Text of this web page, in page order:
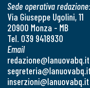
Sede operativa redazione:
Via Giuseppe Ugolini, 11
20900 Monza - MB
Tel. 039 9418930
Email
redazione@lanuovabq.it
segreteria@lanuovabq.it
inserzioni@lanuovabq.it